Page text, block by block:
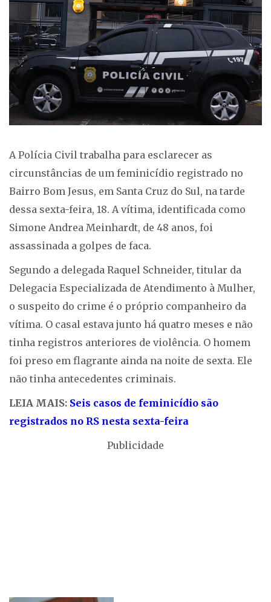
A Polícia Civil trabalha para esclarecer as
circunstâncias de um feminicídio registrado no
Bairro Bom Jesus, em Santa Cruz do Sul, na tarde
dessa sexta-feira, 18. A vítima, identificada como
Simone Andrea Meinhardt, de 48 anos, foi
assassinada a golpes de faca.
Segundo a delegada Raquel Schneider, titular da
Delegacia Especializada de Atendimento à Mulher,
o suspeito do crime é o próprio companheiro da
vítima. O casal estava junto há quatro meses e não
tinha registros anteriores de violência. O homem
foi preso em flagrante ainda na noite de sexta. Ele
não tinha antecedentes criminais.
LEIA MAIS: Seis casos de feminicídio são
registrados no RS nesta sexta-feira
Publicidade